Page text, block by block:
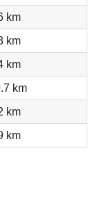
km
km
km
km
km
km